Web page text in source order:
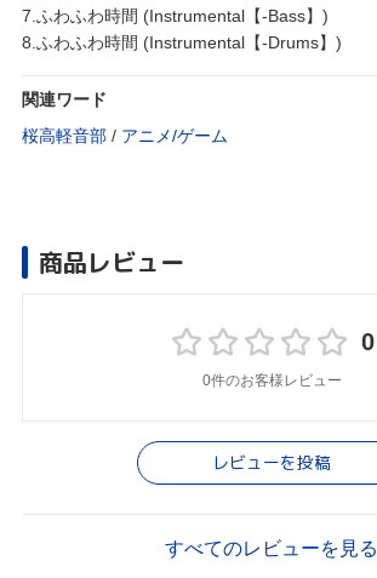
7.ふわふわ時間 (Instrumental【-Bass】)
8.ふわふわ時間 (Instrumental【-Drums】)
関連ワード
桜高軽音部 / アニメ/ゲーム
商品レビュー
0
0件のお客様レビュー
レビューを投稿
すべてのレビューを見る